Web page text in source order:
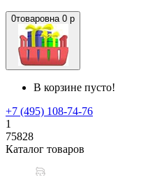
0товаровна 0 р
В корзине пусто!
+7 (495) 108-74-76
1
75828
Каталог товаров